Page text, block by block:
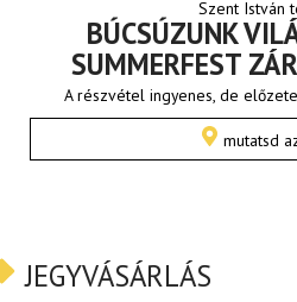
Szent István
BÚCSÚZUNK
SUMMERFEST
A részvétel ingyenes, de
mutatsd
JEGYVÁSÁRLÁS